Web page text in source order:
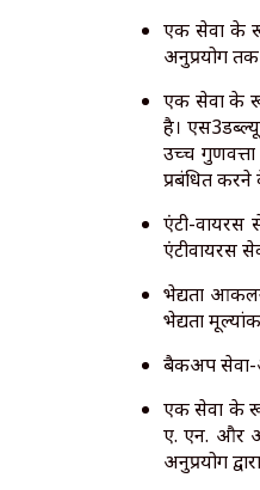
एक सेवा के
अनुप्रयोग
एक सेवा के
है।
उच्च
प्रबंधित करने
एंटी-वायरस
एंटीवायरस
भेद्यता
भेद्यता
बैकअप सेवा-
एक सेवा के
ए. एन. और
अनुप्रयोग